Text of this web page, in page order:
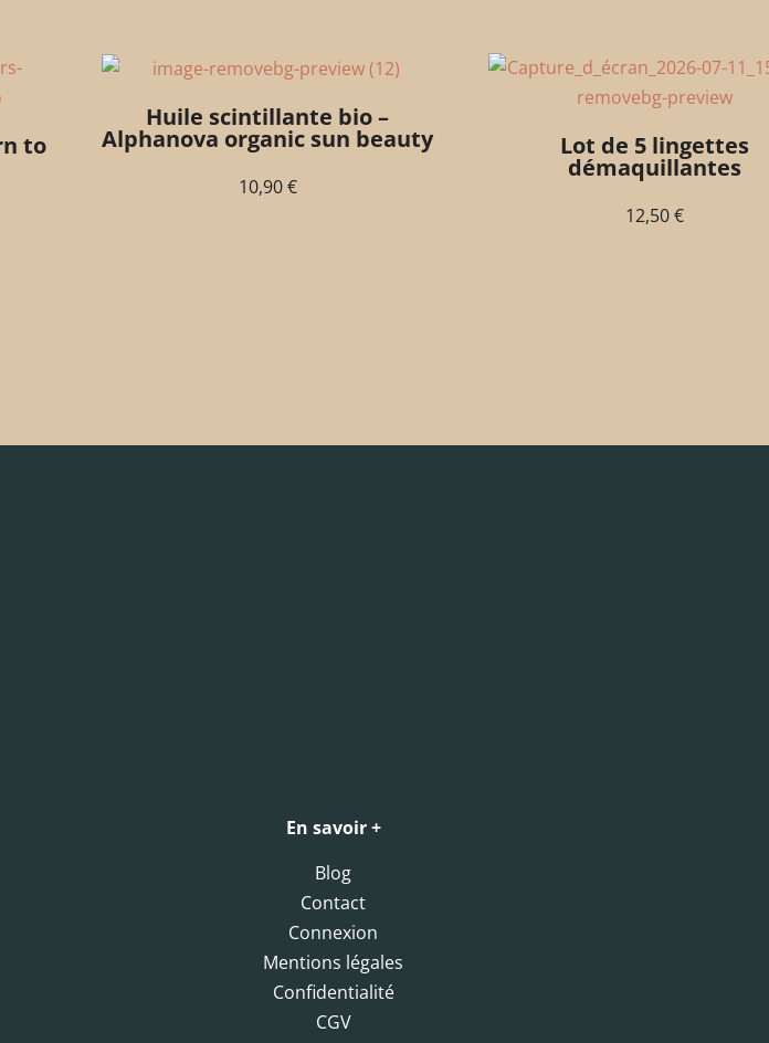
to
Huile scintillante bio –
Alphanova organic sun beauty
10,90€
Lot de 5 lingettes
démaquillantes
12,50€
En savoir +
Blog
Contact
Connexion
Mentions légales
Confidentialité
CGV